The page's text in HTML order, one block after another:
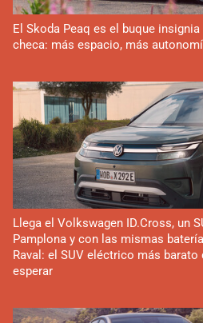
El Skoda Peaq es el buque
checa: más espacio, más
Llega el Volkswagen ID.Cross, un
Pamplona y con las mismas
Raval: el SUV eléctrico más barato
esperar